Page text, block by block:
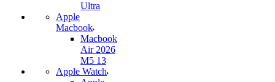
Ultra
Apple
Macbook
Macbook
Air 2026
M5 13
Apple Watch